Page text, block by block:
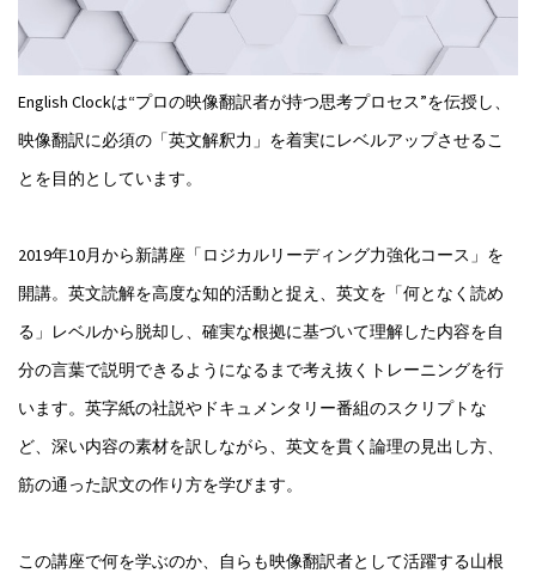
English Clockは“プロの映像翻訳者が持つ思考プロセス”を伝授し、
映像翻訳に必須の「英文解釈力」を着実にレベルアップさせるこ
とを目的としています。
2019年10月から新講座「ロジカルリーディング力強化コース」を
開講。英文読解を高度な知的活動と捉え、英文を「何となく読め
る」レベルから脱却し、確実な根拠に基づいて理解した内容を自
分の言葉で説明できるようになるまで考え抜くトレーニングを行
います。英字紙の社説やドキュメンタリー番組のスクリプトな
ど、深い内容の素材を訳しながら、英文を貫く論理の見出し方、
筋の通った訳文の作り方を学びます。
この講座で何を学ぶのか、自らも映像翻訳者として活躍する山根